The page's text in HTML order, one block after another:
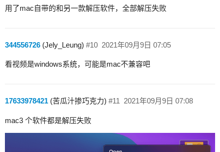
用了mac自带的和另一款解压软件，全部解压失败
344556726 (Jely_Leung) 2021年09月9日 07:05
#10
看视频是windows系统，可能是mac不兼容吧
17633978421 (苦瓜汁掺巧克力) 2021年09月9日 07:08
#11
mac3 个软件都是解压失败